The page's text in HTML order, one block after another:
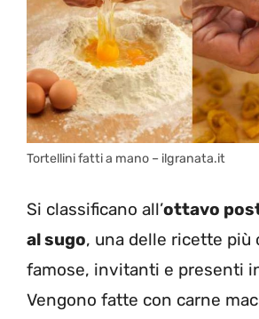
Tortellini fatti a mano – ilgranata.it
Si classificano all’ottavo
al sugo, una delle ricette più
famose, invitanti e presenti
Vengono fatte con carne